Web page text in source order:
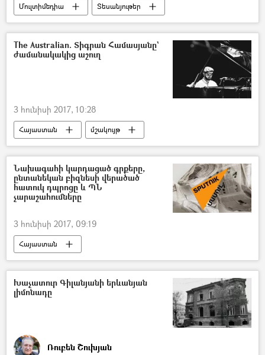
Մուլտիմեդիա
Տեսանյութեր
Իրավունքը ուժ է
The Australian. Տիգրան Համասյանը`
ժամանակակից աշուղ
3 հունիսի 2017, 10:28
Հայաստան մշակույթ
Նախագահի կարդացած գրքերը,
ընտանեկան բիզնեսի վերածած
հատուկ դպրոցը և ՊՆ
չարաշահումները
3 հունիսի 2017, 09:19
Հայաստան
Խաչատուր Գիլանյանի երևանյան
լիմոնադը
Ռուբեն Շուխյան